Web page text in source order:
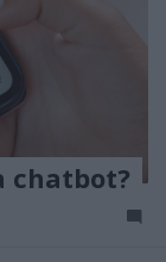
chatbot?